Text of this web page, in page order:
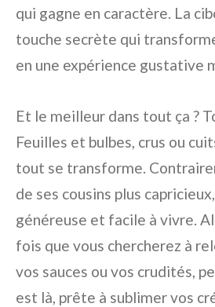
qui gagne en caractère. La
touche secrète qui
en une expérience gustative
Et le meilleur dans tout ça ?
Feuilles et bulbes, crus ou
tout se transforme.
de ses cousins plus
généreuse et facile à vivre.
fois que vous chercherez à
vos sauces ou vos crudités,
est là, prête à sublimer vos